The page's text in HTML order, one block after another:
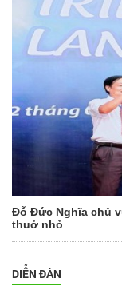
Đỗ Đức Nghĩa chủ
thuở nhỏ
DIỄN ĐÀN